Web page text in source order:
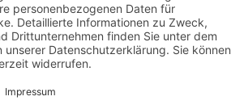
nach oben